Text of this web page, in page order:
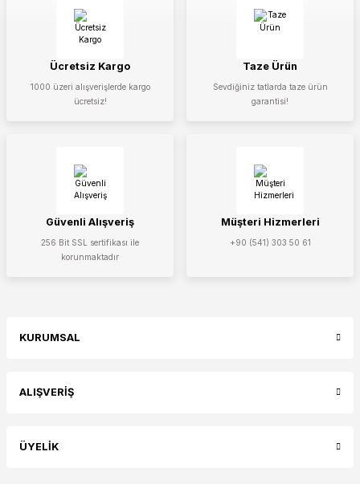
Ücretsiz Kargo
1000 üzeri alışverişlerde kargo
ücretsiz!
Taze Ürün
Sevdiğiniz tatlarda taze ürün
garantisi!
Güvenli Alışveriş
256 Bit SSL sertifikası ile
korunmaktadır
Müşteri Hizmerleri
+90 (541) 303 50 61
KURUMSAL
ALIŞVERİŞ
ÜYELİK